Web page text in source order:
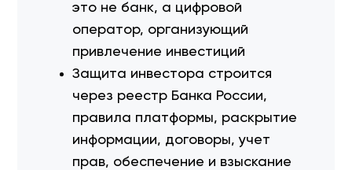
это не банк, а цифровой
оператор, организующий
привлечение инвестиций
Защита инвестора строится
через реестр Банка России,
правила платформы, раскрытие
информации, договоры, учет
прав, обеспечение и взыскание